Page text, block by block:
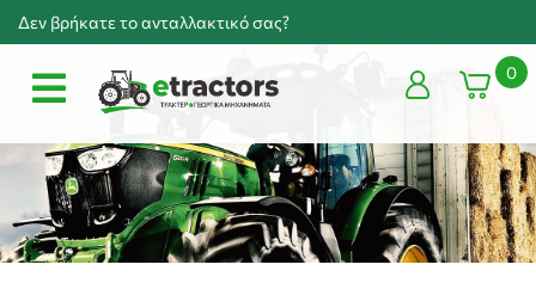
Δεν βρήκατε το ανταλλακτικό σας?
0